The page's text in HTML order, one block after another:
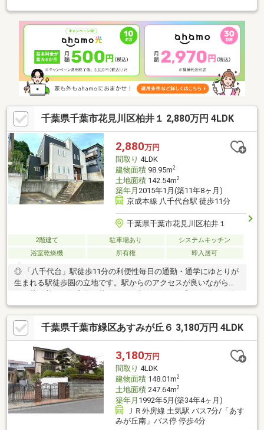
カースペース1台■ ウオークインクローゼットを始めとした収納ス
ペースも豊富■ 広々とした15.3帖のLDK教育施設が近く、子育て世
帯にも安心の住環境。毎日の通学も負担が少なく、ご家族みんな
が暮らしやすい立地です。築浅の3LDK物件でこの価格は魅力的な
2 650万円！ぜひ一度、現地でご体感ください♪
千葉県千葉市花見川区柏井１ 2,880万円 4LDK
2,880万円
間取り 4LDK
建物面積98.95m2
土地面積142.54m2
築年月 2015年1月(築11年8ヶ月)
京成本線 八千代台駅 徒歩11分
千葉県千葉市花見川区柏井１
2階建て 駐車場あり
システムキッチン
浴室乾燥機
所有権 即入居可
◎ 「八千代台」駅徒歩11分の利便性毎日の通勤・通学にゆとりが
生まれる駅徒歩圏の立地です。駅からのアクセスが良いながら
の新しい住まい築約10年で、室内の利用状態も良好です。2025年
8月に内装リフォーム済みです(リフォーム箇所(リビング床・リビ
ングクロス・和室床)◎ 家族で暮らす4LDK土地面積142.54㎡建物
面積98.95㎡。全居室が独立しており、ご家族それぞれの時間も大
切にできます。リビングは広々16畳
千葉県千葉市緑区あすみが丘６ 3,180万円 4LDK
3,180万円
間取り 4LDK
建物面積148.01m2
土地面積247.64m2
築年月 1992年5月(築34年4ヶ月)
ＪＲ外房線 土気駅 バス7分/「あす
みが丘南」バス停 停歩4分